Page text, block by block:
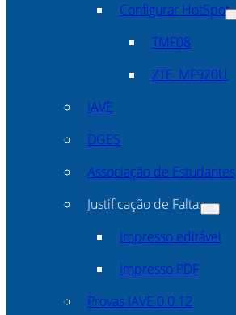
Configurar HotSpot
TMF08
ZTE_MF920U
IAVE
DGES
Associação de Estudantes
Justificação de Faltas
Impresso editável
Impresso PDF
Provas IAVE 0.0.12